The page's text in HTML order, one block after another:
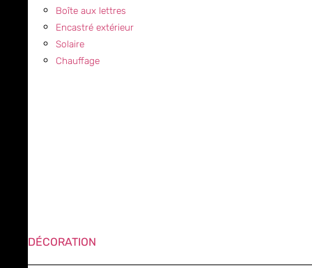
Boîte aux lettres
Encastré extérieur
Solaire
Chauffage
DÉCORATION